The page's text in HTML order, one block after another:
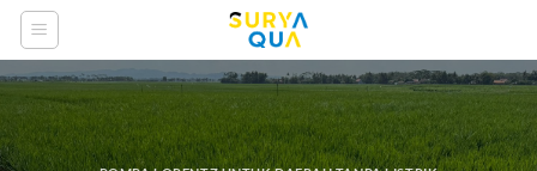
Skip
content